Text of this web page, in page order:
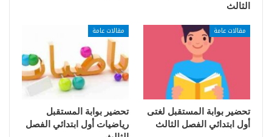
الثالث
مقالات عامة
تحضير بوابة المستقبل لغتى
أول ابتدائي الفصل الثالث
مقالات عامة
تحضير بوابة المستقبل
رياضيات أول ابتدائي الفصل